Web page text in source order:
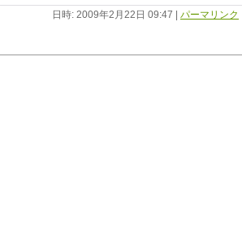
日時: 2009年2月22日 09:47 | パーマリンク